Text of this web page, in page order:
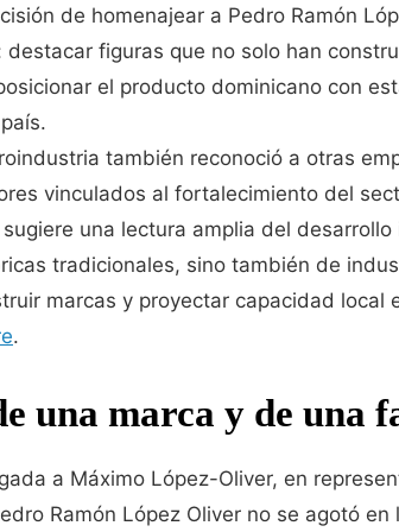
de homenajear a Pedro Ramón
destacar figuras que no solo han
el producto dominicano con
también reconoció a otras
vinculados al fortalecimiento del
una lectura amplia del
tradicionales, sino también de
marcas y proyectar capacidad local
.
una marca y de una
a Máximo López-Oliver, en
Ramón López Oliver no se agotó